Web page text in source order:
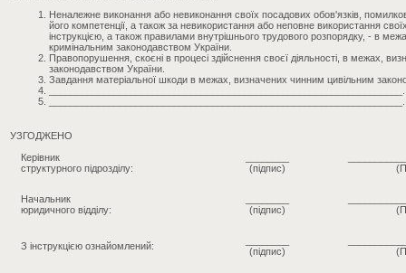
Неналежне виконання або невиконання своїх посадових обов'язків,
його компетенції, а також за невикористання або неповне використання
інструкцією, а також правилами внутрішнього трудового розпорядку, - в
кримінальним законодавством України.
Правопорушення, скоєні в процесі здійснення своєї діяльності, в межах,
законодавством України.
Завдання матеріальної шкоди в межах, визначених чинним цивільним
УЗГОДЖЕНО
Керівник
структурного підрозділу:
(підпис)
Начальник
юридичного відділу:
(підпис)
З інструкцією ознайомлений:
(підпис)